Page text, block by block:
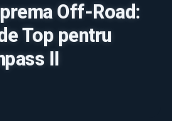
Off-Road:
Top pentru
II